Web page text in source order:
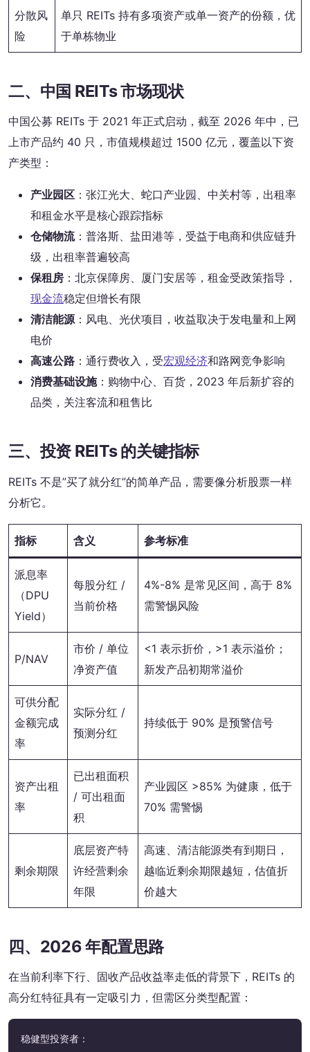
分散风
险
单只 REITs 持有多项资产或单一资产的份额，优
于单栋物业
二、中国 REITs 市场现状
中国公募 REITs 于 2021 年正式启动，截至 2026 年中，已
上市产品约 40 只，市值规模超过 1500 亿元，覆盖以下资
产类型：
产业园区 ：张江光大、蛇口产业园、中关村等，出租率
和租金水平是核心跟踪指标
仓储物流：普洛斯、盐田港等，受益于电商和供应链升
级，出租率普遍较高
保租房 ：北京保障房、厦门安居等，租金受政策指导，
现金流稳定但增长有限
清洁能源：风电、光伏项目，收益取决于发电量和上网
电价
高速公路 ：通行费收入，受宏观经济和路网竞争影响
消费基础设施：购物中心、百货，2023 年后新扩容的
品类，关注客流和租售比
三、投资 REITs 的关键指标
REITs 不是”买了就分红”的简单产品，需要像分析股票一样
分析它。
指标 含义 参考标准
派息率
（DPU
Yield）
每股分红 /
当前价格
4%-8% 是常见区间，高于 8%
需警惕风险
P/NAV
市价 / 单位
净资产值
<1 表示折价，>1 表示溢价；
新发产品初期常溢价
可供分配
金额完成
率
实际分红 /
预测分红
持续低于 90% 是预警信号
资产出租
率
已出租面积
/ 可出租面
积
产业园区 >85% 为健康，低于
70% 需警惕
剩余期限
底层资产特
许经营剩余
年限
高速、清洁能源类有到期日，
越临近剩余期限越短，估值折
价越大
四、2026 年配置思路
在当前利率下行、固收产品收益率走低的背景下，REITs 的
高分红特征具有一定吸引力，但需区分类型配置：
稳健型投资者：